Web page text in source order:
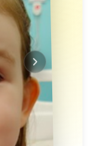
Следующее